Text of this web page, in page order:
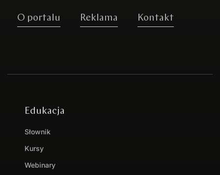
O portalu Reklama Kontakt
Edukacja
Słownik
Kursy
Webinary